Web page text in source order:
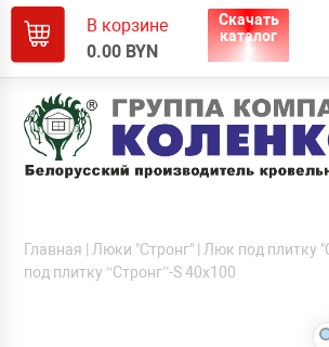
В корзине
0.00 BYN
Скачать
каталог
Главная Люки "Стронг" Люк под плитку
под плитку “Стронг”-S 40х100